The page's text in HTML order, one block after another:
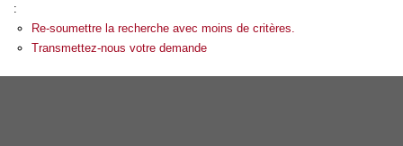
NOTRE AGENCE
:
Re-soumettre la recherche avec moins de critères.
Transmettez-nous votre demande